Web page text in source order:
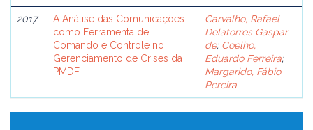
2017
A Análise das Comunicações
como Ferramenta de
Comando e Controle no
Gerenciamento de Crises da
PMDF
Carvalho, Rafael
Delatorres Gaspar
de; Coelho,
Eduardo Ferreira;
Margarido, Fábio
Pereira